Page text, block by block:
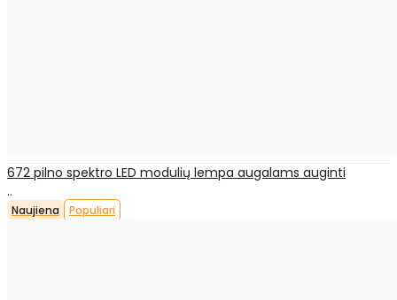
672 pilno spektro LED modulių lempa augalams auginti
..
Naujiena Populiari